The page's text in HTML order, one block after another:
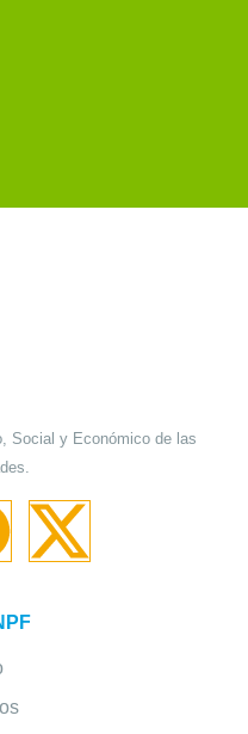
Social y Económico de las